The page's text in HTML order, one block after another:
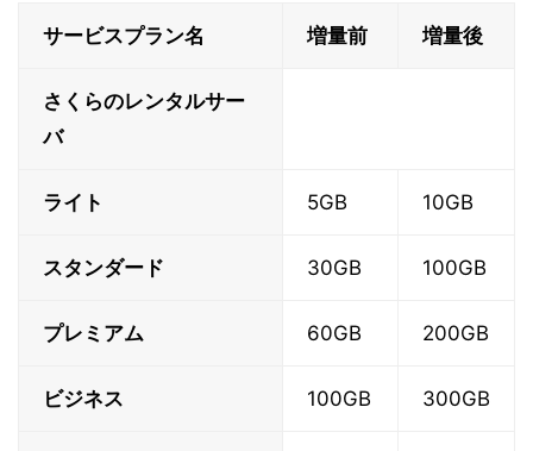
サービスプラン名 増量前 増量後
さくらのレンタルサー
バ
ライト 5GB 10GB
スタンダード 30GB 100GB
プレミアム 60GB 200GB
ビジネス 100GB 300GB